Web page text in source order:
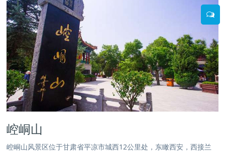
崆峒山
崆峒山风景区位于甘肃省平凉市城西12公里处，东瞰西安，西接兰